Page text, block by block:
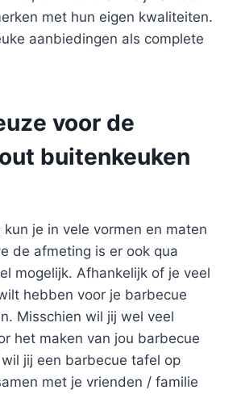
met hun eigen kwaliteiten.
aanbiedingen als complete
voor de
buitenkeuken
kun je in vele vormen en maten
de afmeting is er ook qua
mogelijk. Afhankelijk of je veel
hebben voor je barbecue
Misschien wil jij wel veel
het maken van jou barbecue
jij een barbecue tafel op
met je vrienden / familie